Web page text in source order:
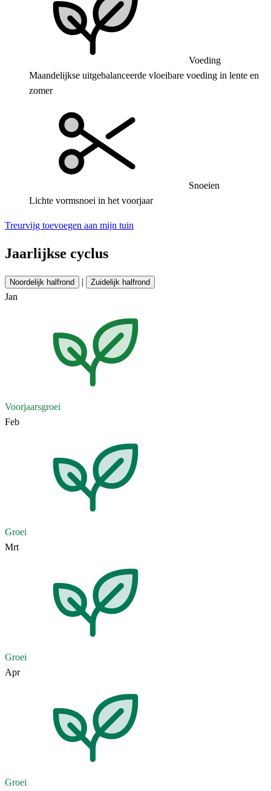
Voeding
Maandelijkse uitgebalanceerde vloeibare voeding in lente en
zomer
Snoeien
Lichte vormsnoei in het voorjaar
Treurvijg toevoegen aan mijn tuin
Jaarlijkse cyclus
Noordelijk halfrond | Zuidelijk halfrond
Jan
Voorjaarsgroei
Feb
Groei
Mrt
Groei
Apr
Groei